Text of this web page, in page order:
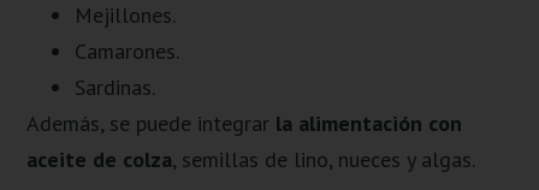
Mejillones.
Camarones.
Sardinas.
Además, se puede integrar la alimentación con
aceite de colza, semillas de lino, nueces y algas.